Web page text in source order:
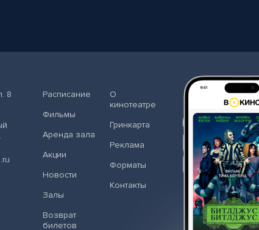
8
.
Расписание
Фильмы
Аренда зала
Акции
Новости
Залы
Возврат
билетов
О
кинотеатре
Гринкарта
Реклама
Форматы
Контакты